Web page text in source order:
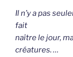
Il n’y a pas
fait
naître le jour,
créatures. …